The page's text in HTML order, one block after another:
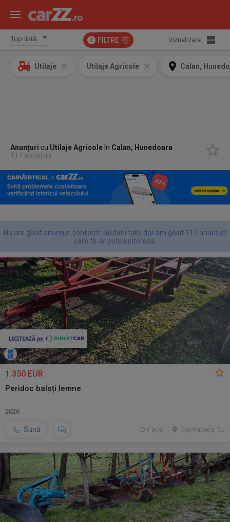
2 FILTRE Vizualizare:
Utilaje Utilaje Agricole Calan,
Anunțuri cu Utilaje Agricoleîn Calan, Hunedoara
117 anunțuri
Nu am găsit anunțuri conform căutării tale, dar am găsit 117 anunțuri
care te-ar putea interesa.
1.350 EUR
Peridoc baloți lemne
2026
Sună Cluj-Napoca, CJ
6 aug.